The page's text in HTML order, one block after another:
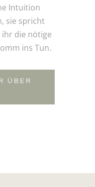
Intuition
sie spricht
ihr die nötige
ins Tun.
ÜBER